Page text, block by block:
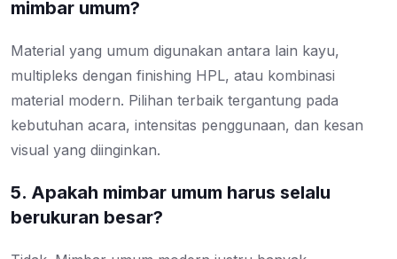
mimbar umum?
Material yang umum digunakan antara lain kayu,
multipleks dengan finishing HPL, atau kombinasi
material modern. Pilihan terbaik tergantung pada
kebutuhan acara, intensitas penggunaan, dan kesan
visual yang diinginkan.
5. Apakah mimbar umum harus selalu
berukuran besar?